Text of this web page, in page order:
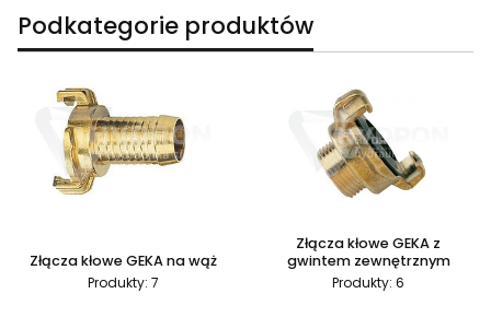
Podkategorie produktów
Złącza kłowe GEKA na wąż
Produkty: 7
Złącza kłowe GEKA z
gwintem zewnętrznym
Produkty: 6